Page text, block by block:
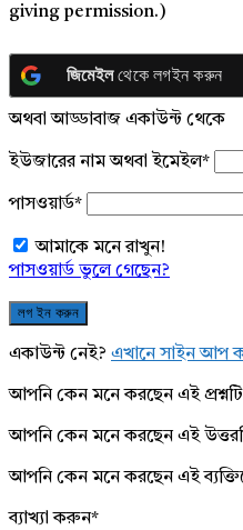
giving permission.)
জিমেইলথেকে লগইন করুন
অথবা আড্ডাবাজ একাউন্ট থেকে
ইউজারের নাম অথবা ইমেইল*
পাসওয়ার্ড*
আমাকে মনে রাখুন!
পাসওয়ার্ড ভুলে গেছেন?
একাউন্ট নেই? এখানে সাইন আপ
আপনি কেন মনে করছেন এই প্রশ্নটি
আপনি কেন মনে করছেন এই
আপনি কেন মনে করছেন এই
ব্যাখ্যা করুন*